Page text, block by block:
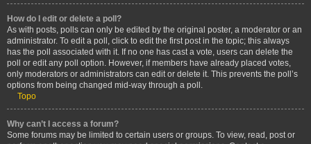
How do I edit or delete a poll?
As with posts, polls can only be edited by the original poster, a moderator or an
administrator. To edit a poll, click to edit the first post in the topic; this always
has the poll associated with it. If no one has cast a vote, users can delete the
poll or edit any poll option. However, if members have already placed votes,
only moderators or administrators can edit or delete it. This prevents the poll’s
options from being changed mid-way through a poll.
Topo
Why can’t I access a forum?
Some forums may be limited to certain users or groups. To view, read, post or